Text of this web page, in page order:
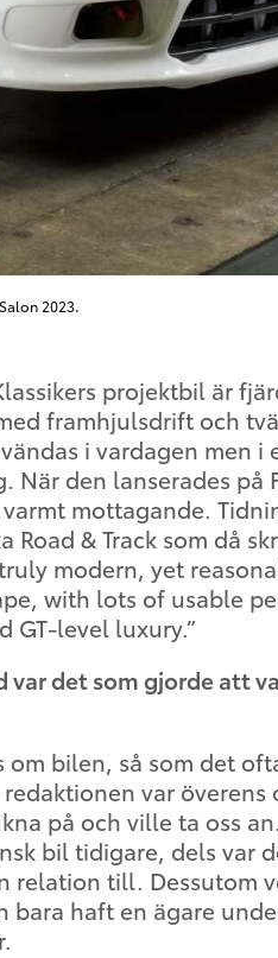
2023.
projektbil är
framhjulsdrift och
i vardagen men i
När den lanserades på
mottagande.
Road & Track som då
modern, yet
with lots of usable
GT-level luxury.”
var det som gjorde att
om bilen, så som det
var
på och ville ta oss
bil tidigare, dels var
relation till. Dessutom
bara haft en ägare